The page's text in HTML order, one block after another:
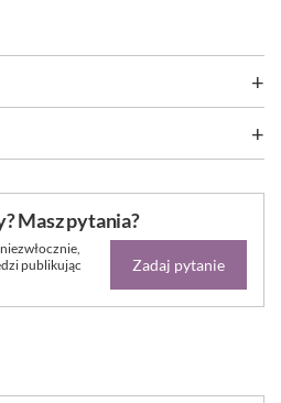
Masz pytania?
publikując
Zadaj pytanie